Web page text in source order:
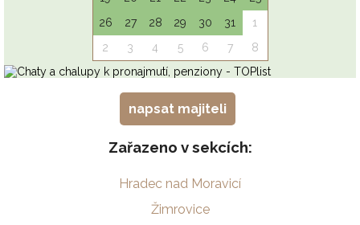
napsat majiteli
Zařazeno v sekcích:
Hradec nad Moravicí
Žimrovice